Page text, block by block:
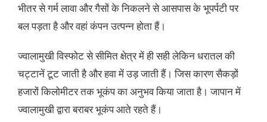
भीतर से गर्म लावा और गैसों के निकलने से आसपास के भूपर्पटी पर
बल पड़ता है और वहां कंपन उत्पन्न होता हैं।
ज्वालामुखी विस्फोट से सीमित क्षेत्र में ही सही लेकिन धरातल की
चट्टानें टूट जाती है और हवा में उड़ जाती हैं। जिस कारण सैकड़ों
हजारों किलोमीटर तक भूकंप का अनुभव किया जाता है। जापान में
ज्वालामुखी द्वारा बराबर भूकंप आते रहते हैं।